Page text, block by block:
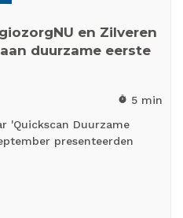
en Zilveren
duurzame eerste
timer 5 min
'Quickscan Duurzame
presenteerden